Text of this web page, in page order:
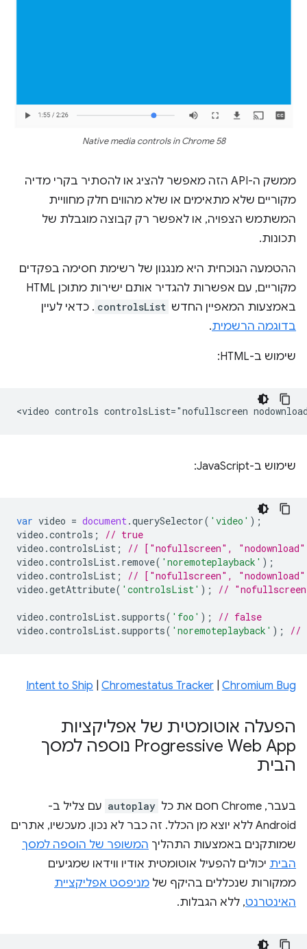
Native media controls in Chrome 58
ממשק ה-API הזה מאפשר להציג או להסתיר בקרי מדיה
מקוריים שלא מתאימים או שלא מהווים חלק מחוויית
המשתמש הצפויה, או לאפשר רק קבוצה מוגבלת של
תכונות.
ההטמעה הנוכחית היא מנגנון של רשימת חסימה בפקדים
מקוריים, עם אפשרות להגדיר אותם ישירות מתוכן HTML
באמצעות המאפיין החדש controlsList . כדאי לעיין
בדוגמה הרשמית.
שימוש ב-HTML:
שימוש ב-JavaScript:
var video = document .querySelector( 'video' );
video .controls ;
// true
video .controlsList ;
// ["nofullscreen",
video .controlsList . remove( 'noremoteplayback' );
video .controlsList ;
// ["nofullscreen",
video .getAttribute( 'controlsList' ); // "nofullscreen
video .controlsList . supports( 'foo' );
// false
video .controlsList . supports( 'noremoteplayback' ); //
Intent to Ship Chromestatus Tracker Chromium Bug
הפעלה אוטומטית של אפליקציות
Progressive Web App נוספה למסך
הבית
בעבר, Chrome חסם את כל autoplay עם צליל ב-
Android ללא יוצא מן הכלל. זה כבר לא נכון. מעכשיו, אתרים
שמותקנים באמצעות התהליך המשופר של הוספה למסך
הבית יכולים להפעיל אוטומטית אודיו ווידאו שמגיעים
ממקורות שנכללים בהיקף של מניפסט אפליקציית
האינטרנט, ללא הגבלות.